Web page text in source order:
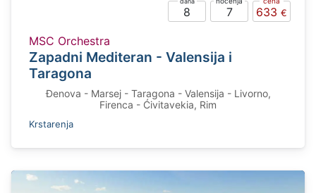
8 7 633
MSC Orchestra
Zapadni Mediteran - Valensija i
Taragona
Đenova - Marsej - Taragona - Valensija - Livorno,
Firenca - Ćivitavekia, Rim
Krstarenja